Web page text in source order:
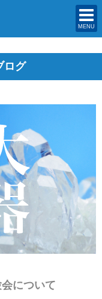
MENU
ログ
について